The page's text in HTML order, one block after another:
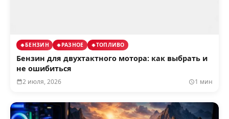
БЕНЗИН РАЗНОЕ ТОПЛИВО
Бензин для двухтактного мотора: как выбрать и
не ошибиться
2 июля, 2026 1 мин